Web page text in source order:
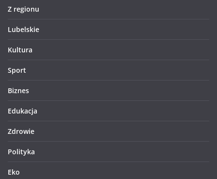
Z regionu
Lubelskie
Kultura
Sport
Biznes
Edukacja
Zdrowie
Polityka
Eko